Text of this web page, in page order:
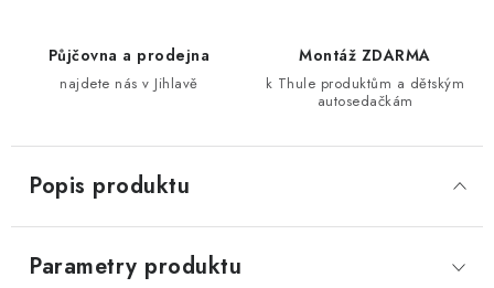
Půjčovna a prodejna
najdete nás v Jihlavě
Montáž ZDARMA
k Thule produktům a dětským
autosedačkám
Popis produktu
Parametry produktu